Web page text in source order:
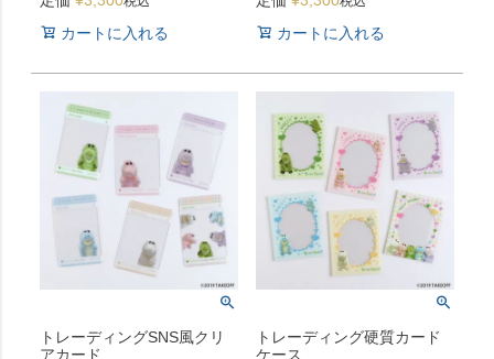
カートに入れる カートに入れる
トレーディングSNS風クリ
アカード
トレーディング硬質カード
ケース